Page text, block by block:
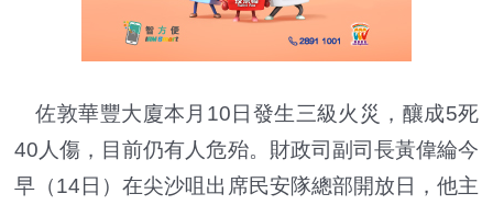
佐敦華豐大廈本月10日發生三級火災，釀成5死
40人傷， 目前仍有人危殆。財政司副司長黃偉綸今
早（14日 ）在尖沙咀出席民安隊總部開放日，他主